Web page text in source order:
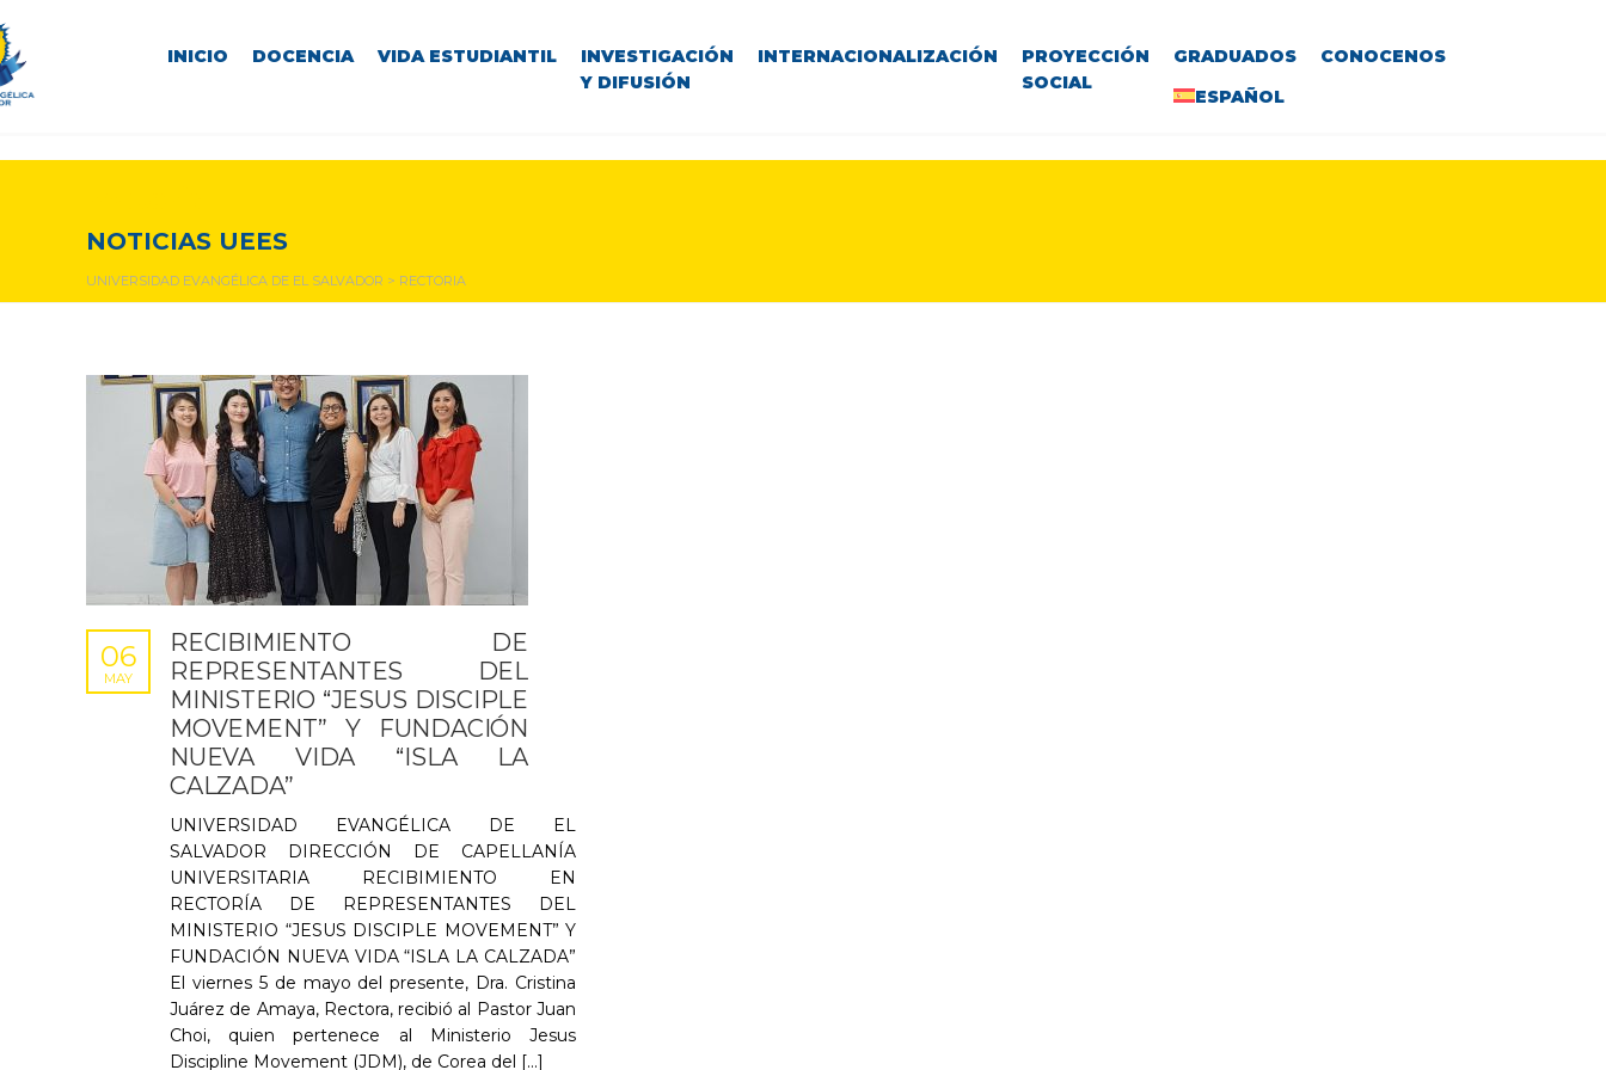
INICIO DOCENCIA VIDA ESTUDIANTIL
INVESTIGACIÓN
Y DIFUSIÓN
INTERNACIONALIZACIÓN
PROYECCIÓN
SOCIAL
GRADUADOS
CONOCENOS
ESPAÑOL
NOTICIAS UEES
UNIVERSIDAD EVANGÉLICA DE EL SALVADOR > RECTORIA
RECIBIMIENTO DE
REPRESENTANTES DEL
MINISTERIO “JESUS DISCIPLE
MOVEMENT” Y FUNDACIÓN
NUEVA VIDA “ISLA LA
CALZADA”
06
MAY
UNIVERSIDAD EVANGÉLICA DE EL
SALVADOR DIRECCIÓN DE CAPELLANÍA
UNIVERSITARIA RECIBIMIENTO EN
RECTORÍA DE REPRESENTANTES DEL
MINISTERIO “JESUS DISCIPLE MOVEMENT” Y
FUNDACIÓN NUEVA VIDA “ISLA LA CALZADA”
El viernes 5 de mayo del presente, Dra. Cristina
Juárez de Amaya, Rectora, recibió al Pastor Juan
Choi, quien pertenece al Ministerio Jesus
Discipline Movement (JDM), de Corea del [...]